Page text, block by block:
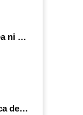
La energía ni se crea ni se destruye... ¡se experimenta! El Tierno en la Feria Madrid es Ciencia 2026
El Gabinete de Física del IES Enrique Tierno Galván de Parla (Curso 25-26)